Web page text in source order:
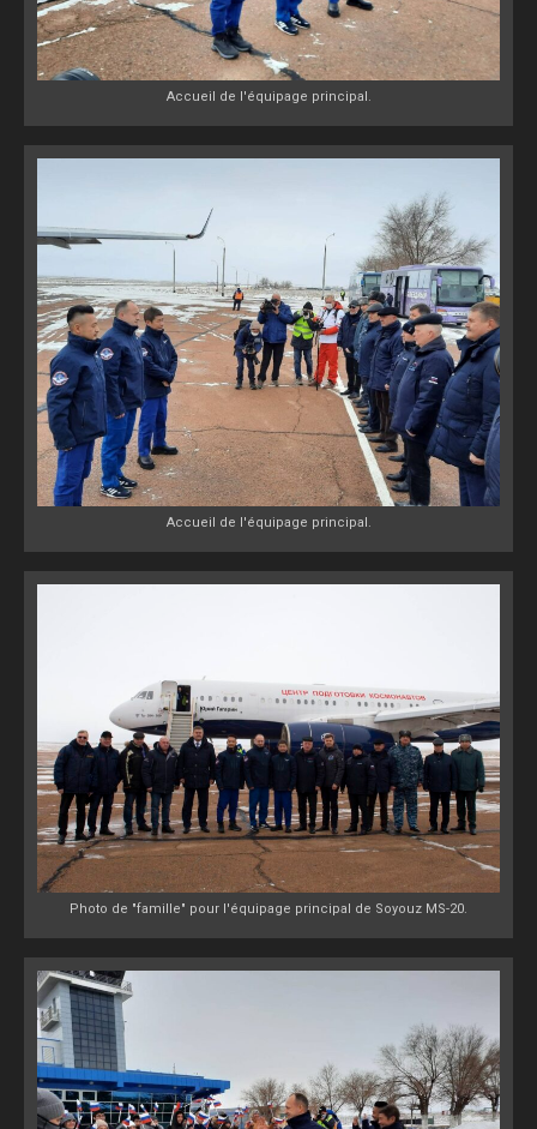
Accueil de l'équipage principal.
Accueil de l'équipage principal.
Photo de "famille" pour l'équipage principal de Soyouz MS-20.